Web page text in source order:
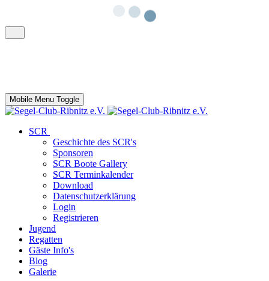
Mobile Menu Toggle
SCR
Geschichte des SCR's
Sponsoren
SCR Boote Gallery
SCR Terminkalender
Download
Datenschutzerklärung
Login
Registrieren
Jugend
Regatten
Gäste Info's
Blog
Galerie